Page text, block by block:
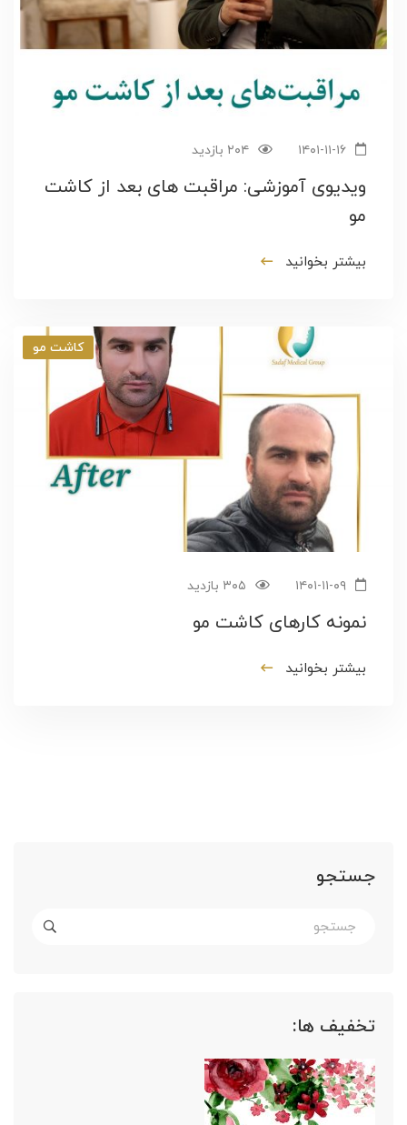
۲۰۴ بازدید
ویدیوی آموزشی: مراقبت های بعد از کاشت
مو
بیشتر بخوانید
کاشت مو
۳۰۵ بازدید
نمونه کارهای کاشت مو
بیشتر بخوانید
جستجو
تخفیف ها: